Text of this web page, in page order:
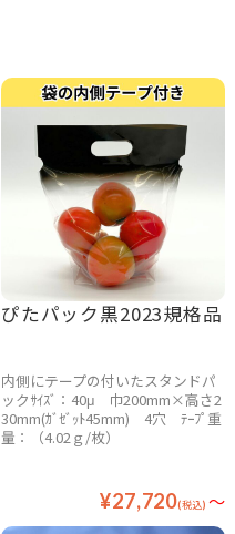
ぴたパック黒2023規格品
¥27,720(税込) ～
内側にテープの付いたスタンドパ
ックｻｲｽﾞ：40μ 巾200mm×高さ2
30mm(ｶﾞｾﾞｯﾄ45mm) 4穴 ﾃｰﾌﾟ重
量：（4.02ｇ/枚）